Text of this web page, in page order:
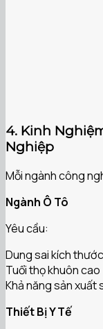
4. Kinh
Nghiệp
Mỗi ngành công
Ngành Ô Tô
Yêu cầu:
Dung sai kích
Tuổi thọ khuôn cao
Khả năng sản xuất
Thiết Bị Y Tế